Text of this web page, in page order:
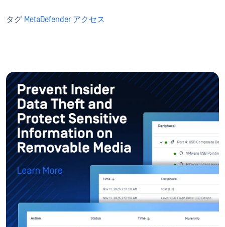
タグ MetaDefender アクセス